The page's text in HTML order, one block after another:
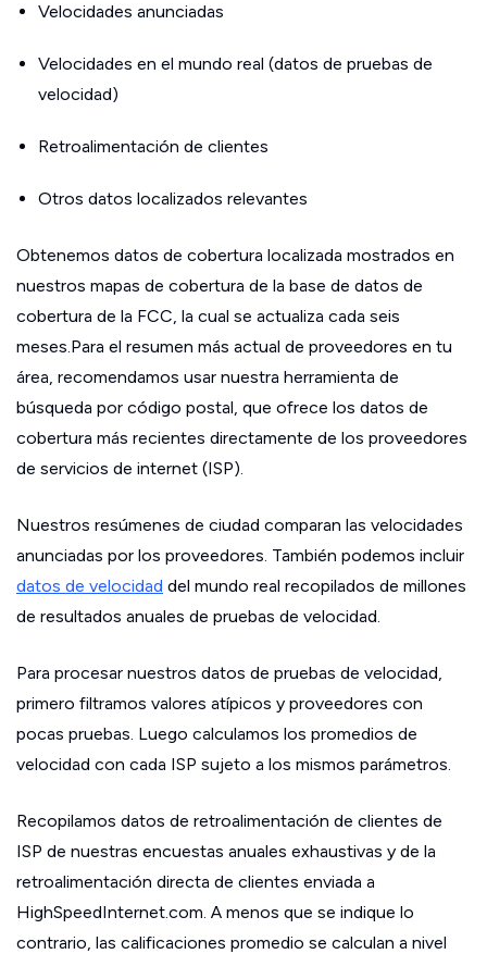
Velocidades anunciadas
Velocidades en el mundo real (datos de pruebas de
velocidad)
Retroalimentación de clientes
Otros datos localizados relevantes
Obtenemos datos de cobertura localizada mostrados en
nuestros mapas de cobertura de la base de datos de
cobertura de la FCC, la cual se actualiza cada seis
meses.Para el resumen más actual de proveedores en tu
área, recomendamos usar nuestra herramienta de
búsqueda por código postal, que ofrece los datos de
cobertura más recientes directamente de los proveedores
de servicios de internet (ISP).
Nuestros resúmenes de ciudad comparan las velocidades
anunciadas por los proveedores. También podemos incluir
datos de velocidad del mundo real recopilados de millones
de resultados anuales de pruebas de velocidad.
Para procesar nuestros datos de pruebas de velocidad,
primero filtramos valores atípicos y proveedores con
pocas pruebas. Luego calculamos los promedios de
velocidad con cada ISP sujeto a los mismos parámetros.
Recopilamos datos de retroalimentación de clientes de
ISP de nuestras encuestas anuales exhaustivas y de la
retroalimentación directa de clientes enviada a
HighSpeedInternet.com. A menos que se indique lo
contrario, las calificaciones promedio se calculan a nivel